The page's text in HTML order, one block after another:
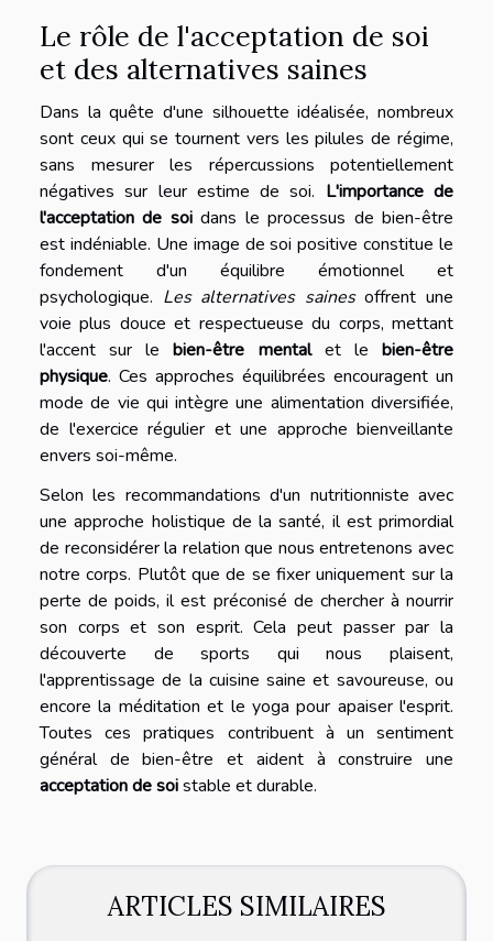
Le rôle de l'acceptation de soi
et des alternatives saines
Dans la quête d'une silhouette idéalisée, nombreux
sont ceux qui se tournent vers les pilules de régime,
sans mesurer les répercussions potentiellement
négatives sur leur estime de soi. L'importance de
l'acceptation de soidans le processus de bien-être
est indéniable. Une image de soi positive constitue le
fondement d'un équilibre émotionnel et
psychologique. Les alternatives sainesoffrent une
voie plus douce et respectueuse du corps, mettant
l'accent sur lebien-être mentalet lebien-être
physique. Ces approches équilibrées encouragent un
mode de vie qui intègre une alimentation diversifiée,
de l'exercice régulier et une approche bienveillante
envers soi-même.
Selon les recommandations d'un nutritionniste avec
une approche holistique de la santé, il est primordial
de reconsidérer la relation que nous entretenons avec
notre corps. Plutôt que de se fixer uniquement sur la
perte de poids, il est préconisé de chercher à nourrir
son corps et son esprit. Cela peut passer par la
découverte de sports qui nous plaisent,
l'apprentissage de la cuisine saine et savoureuse, ou
encore la méditation et le yoga pour apaiser l'esprit.
Toutes ces pratiques contribuent à un sentiment
général de bien-être et aident à construire une
acceptation de soistable et durable.
ARTICLES SIMILAIRES